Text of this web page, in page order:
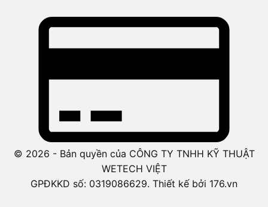
© 2026 - Bản quyền của CÔNG TY TNHH KỸ THUẬT
WETECH VIỆT
GPĐKKD số: 0319086629. Thiết kế bởi 176.vn